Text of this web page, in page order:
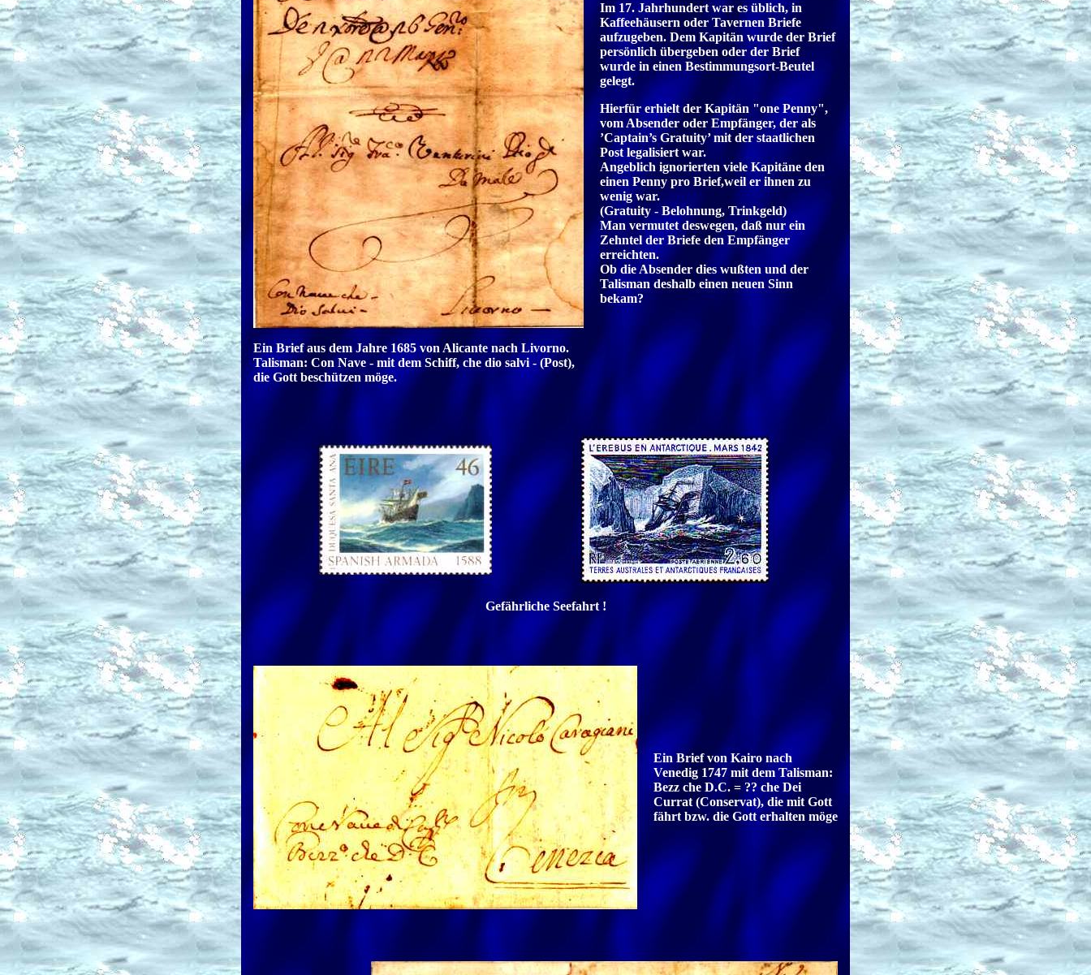
Ein Brief aus dem Jahre 1685 von Alicante nach Livorno.
Talisman: Con Nave - mit dem Schiff, che dio salvi - (Post),
die Gott beschützen möge.
Im 17. Jahrhundert war es üblich, in
Kaffeehäusern oder Tavernen Briefe
aufzugeben. Dem Kapitän wurde der Brief
persönlich übergeben oder der Brief
wurde in einen Bestimmungsort-Beutel
gelegt.
Hierfür erhielt der Kapitän "one Penny",
vom Absender oder Empfänger, der als
’Captain’s Gratuity’ mit der staatlichen
Post legalisiert war.
Angeblich ignorierten viele Kapitäne den
einen Penny pro Brief,weil er ihnen zu
wenig war.
(Gratuity - Belohnung, Trinkgeld)
Man vermutet deswegen, daß nur ein
Zehntel der Briefe den Empfänger
erreichten.
Ob die Absender dies wußten und der
Talisman deshalb einen neuen Sinn
bekam?
Gefährliche Seefahrt !
Ein Brief von Kairo nach
Venedig 1747 mit dem Talisman:
Bezz che D.C. = ?? che Dei
Currat (Conservat), die mit Gott
fährt bzw. die Gott erhalten möge